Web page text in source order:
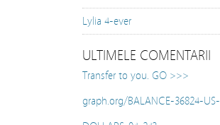
Lylia 4-ever
ULTIMELE COMENTARII
Transfer to you. GO >>>
graph.org/BALANCE-36824-US-